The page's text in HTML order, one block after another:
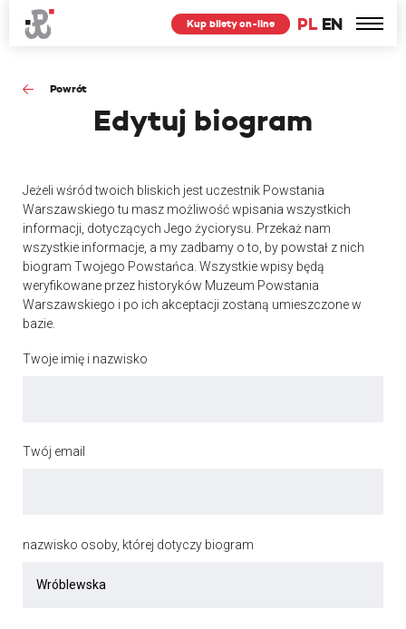
PL EN
Kup bilety on-line
Powrót
Edytuj biogram
Jeżeli wśród twoich bliskich jest uczestnik Powstania
Warszawskiego tu masz możliwość wpisania wszystkich
informacji, dotyczących Jego życiorysu. Przekaż nam
wszystkie informacje, a my zadbamy o to, by powstał z nich
biogram Twojego Powstańca. Wszystkie wpisy będą
weryfikowane przez historyków Muzeum Powstania
Warszawskiego i po ich akceptacji zostaną umieszczone w
bazie.
Twoje imię i nazwisko
Twój email
nazwisko osoby, której dotyczy biogram